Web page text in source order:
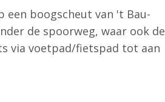
een boogscheut van 't Bau-
de spoorweg, waar ook de
via voetpad/fietspad tot aan